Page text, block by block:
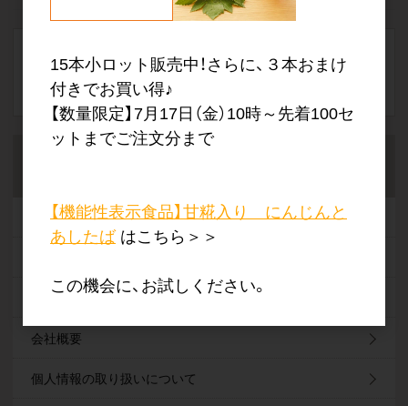
仕入れマーケットについて
よくあるご質問
会社概要
個人情報の取り扱いについて
15本小ロット販売中！さらに、３本おまけ
付きでお買い得♪
【数量限定】7月17日（金）10時～先着100セ
ットまでご注文分まで
【機能性表示食品】甘糀入り にんじんと
あしたばはこちら＞＞
この機会に、お試しください。